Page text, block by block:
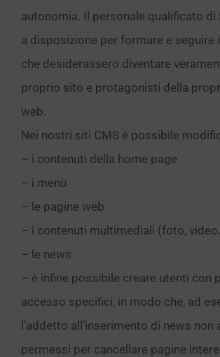
autonomia. Il personale qualificato di
a disposizione per formare e seguire
che desiderassero diventare
proprio sito e protagonisti della
web.
Nei nostri siti CMS è possibile
– i contenuti della home page
– i menù
– le pagine web
– i contenuti multimediali (foto,
– le news
– è infine possibile creare utenti con
accesso specifici, in modo che, ad
l’addetto all’inserimento di news non
permessi per cancellare pagine